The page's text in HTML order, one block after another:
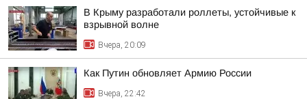
В Крыму разработали роллеты, устойчивые к
взрывной волне
Вчера, 20:09
Как Путин обновляет Армию России
Вчера, 22:42